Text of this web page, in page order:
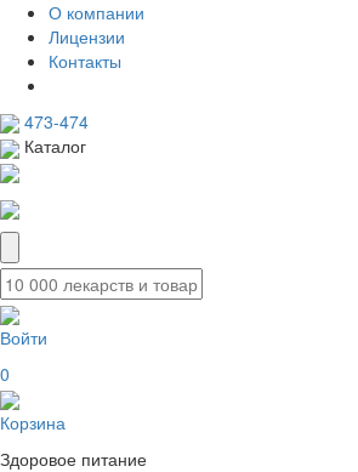
О компании
Лицензии
Контакты
473-474
Каталог
Войти
0
Корзина
Здоровое питание